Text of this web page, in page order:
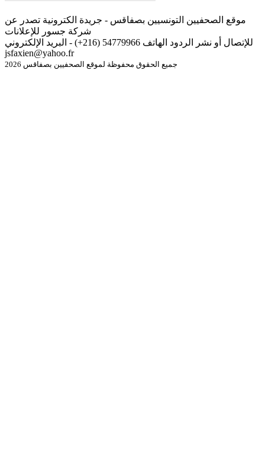
موقع الصحفيين التونسيين بصفاقس - جريدة الكترونية تصدر عن
شركة جسور للإعلانات
للإتصال أو نشر الردود الهاتف 54779966 (216+) - البريد الإلكتروني
jsfaxien@yahoo.fr
جميع الحقوق محفوظة لموقع الصحفيين بصفاقس 2026